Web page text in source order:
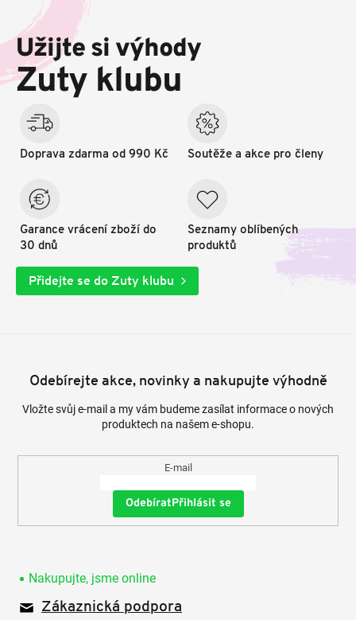
a
í
Užijte si výhody
Zuty klubu
Doprava zdarma od 990 Kč
Garance vrácení zboží do
30 dnů
Soutěže a akce pro členy
Seznamy oblíbených
produktů
Přidejte se do Zuty klubu
Odebírejte akce, novinky a nakupujte výhodně
Vložte svůj e-mail a my vám budeme zasílat informace o nových
produktech na našem e-shopu.
E-mail
Přihlásit se
Nakupujte, jsme online
Zákaznická podpora